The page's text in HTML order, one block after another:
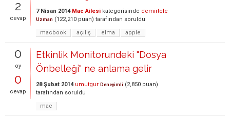
2
cevap
7 Nisan 2014 Mac Ailesi kategorisinde demirtele
Uzman (122,210 puan) tarafından soruldu
macbook
açılış elma apple
0
oy
0
cevap
Etkinlik Monitorundeki "Dosya
Önbelleği" ne anlama gelir
28 Şubat 2014 umutgur Deneyimli (2,850 puan)
tarafından soruldu
mac